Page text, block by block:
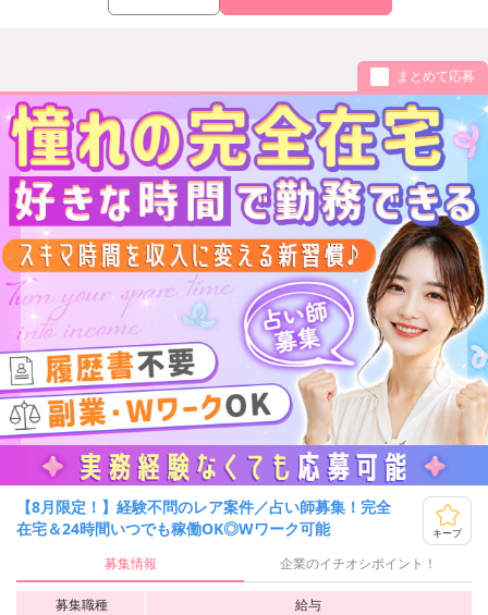
まとめて応募
【8月限定！】経験不問のレア案件／占い師募集！完全
在宅＆24時間いつでも稼働OK◎Wワーク可能
キープ
募集情報 企業のイチオシポイント！
募集職種
給与